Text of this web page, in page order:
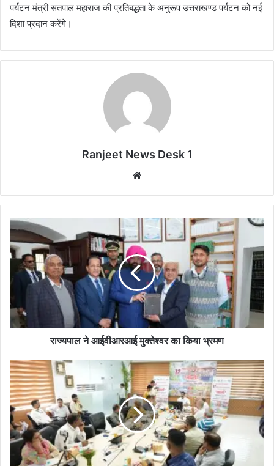
पर्यटन मंत्री सतपाल महाराज की प्रतिबद्धता के अनुरूप उत्तराखण्ड पर्यटन को नई
दिशा प्रदान करेंगे।
Ranjeet News Desk 1
te
राज्यपाल ने आईवीआरआई मुक्तेश्वर का किया भ्रमण